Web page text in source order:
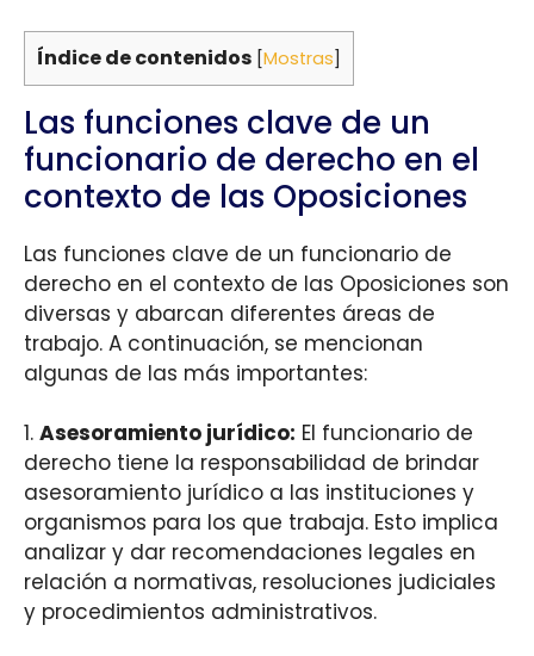
Índice de contenidos [Mostras]
Las funciones clave de un
funcionario de derecho en el
contexto de las Oposiciones
Las funciones clave de un funcionario de
derecho en el contexto de las Oposiciones son
diversas y abarcan diferentes áreas de
trabajo. A continuación, se mencionan
algunas de las más importantes:
1. Asesoramiento jurídico: El funcionario de
derecho tiene la responsabilidad de brindar
asesoramiento jurídico a las instituciones y
organismos para los que trabaja. Esto implica
analizar y dar recomendaciones legales en
relación a normativas, resoluciones judiciales
y procedimientos administrativos.